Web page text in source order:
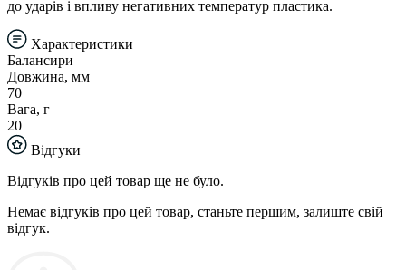
до ударів і впливу негативних температур пластика.
Характеристики
Балансири
Довжина, мм
70
Вага, г
20
Відгуки
Відгуків про цей товар ще не було.
Немає відгуків про цей товар, станьте першим, залиште свій
відгук.